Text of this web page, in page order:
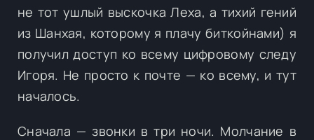
не тот ушлый выскочка Леха, а тихий гений
из Шанхая, которому я плачу биткойнами) я
получил доступ ко всему цифровому следу
Игоря. Не просто к почте — ко всему, и тут
началось.
Сначала — звонки в три ночи. Молчание в